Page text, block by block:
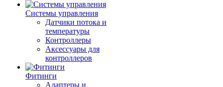
Системы управления
Датчики потока и
температуры
Контроллеры
Аксессуары для
контроллеров
Фитинги
Адаптеры и